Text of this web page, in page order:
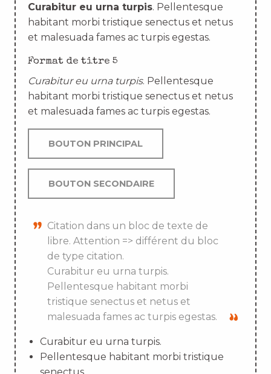
Curabitur eu urna turpis. Pellentesque
habitant morbi tristique senectus et netus
et malesuada fames ac turpis egestas.
Format de titre 5
Curabitur eu urna turpis. Pellentesque
habitant morbi tristique senectus et netus
et malesuada fames ac turpis egestas.
BOUTON PRINCIPAL
BOUTON SECONDAIRE
Citation dans un bloc de texte de
libre. Attention => différent du bloc
de type citation.
Curabitur eu urna turpis.
Pellentesque habitant morbi
tristique senectus et netus et
malesuada fames ac turpis egestas.
Curabitur eu urna turpis.
Pellentesque habitant morbi tristique